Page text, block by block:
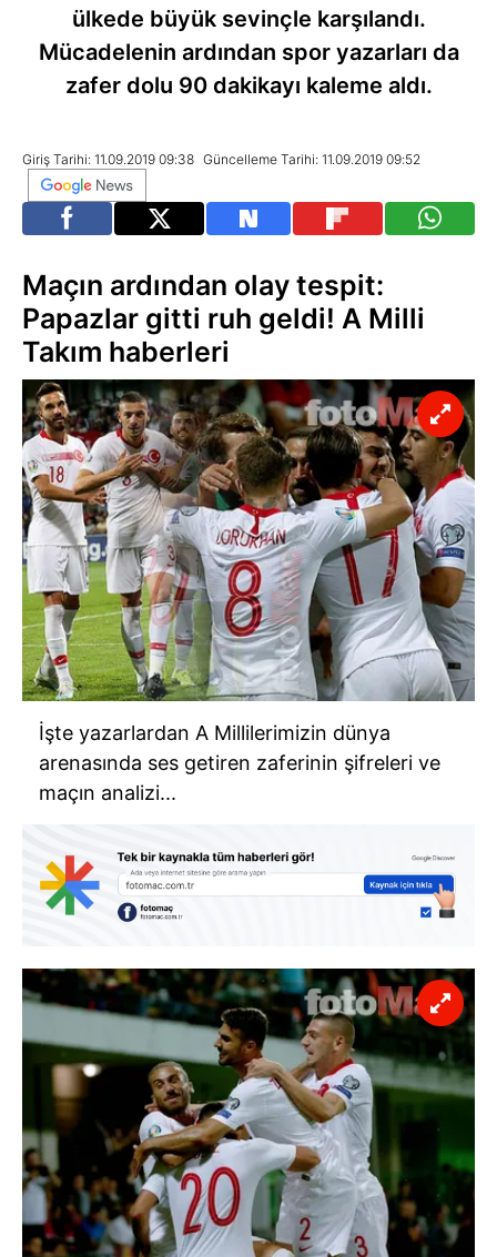
ülkede büyük sevinçle karşılandı.
Mücadelenin ardından spor yazarları da
zafer dolu 90 dakikayı kaleme aldı.
Giriş Tarihi: 11.09.2019 09:38 Güncelleme Tarihi: 11.09.2019 09:52
Maçın ardından olay tespit:
Papazlar gitti ruh geldi! A Milli
Takım haberleri
İşte yazarlardan A Millilerimizin dünya
arenasında ses getiren zaferinin şifreleri ve
maçın analizi...